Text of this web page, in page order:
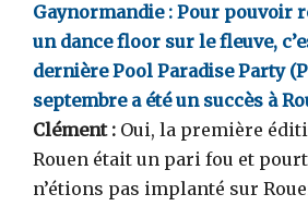
Gaynormandie : Pour pouvoir
un dance floor sur le fleuve,
dernière Pool Paradise Party
septembre a été un succès à
Clément : Oui, la première
Rouen était un pari fou et
n’étions pas implanté sur